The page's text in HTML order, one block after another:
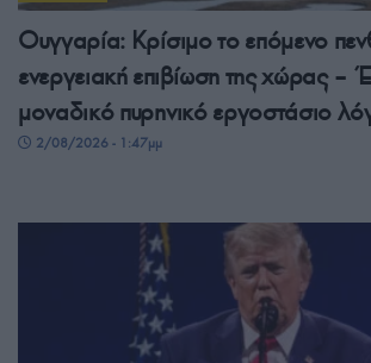
Ουγγαρία: Κρίσιμο το επόμενο
ενεργειακή επιβίωση της χώρας –
μοναδικό πυρηνικό εργοστάσιο
2/08/2026 - 1:47μμ